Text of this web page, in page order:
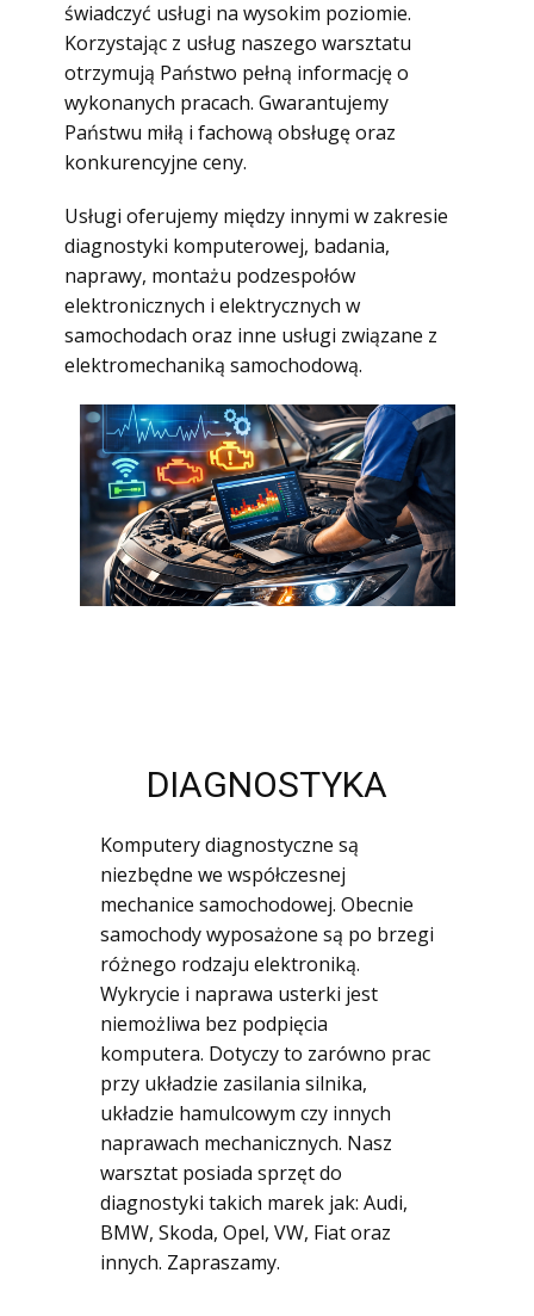
świadczyć usługi na wysokim poziomie.
Korzystając z usług naszego warsztatu
otrzymują Państwo pełną informację o
wykonanych pracach. Gwarantujemy
Państwu miłą i fachową obsługę oraz
konkurencyjne ceny.
Usługi oferujemy między innymi w zakresie
diagnostyki komputerowej, badania,
naprawy, montażu podzespołów
elektronicznych i elektrycznych w
samochodach oraz inne usługi związane z
elektromechaniką samochodową.
DIAGNOSTYKA
Komputery diagnostyczne są
niezbędne we współczesnej
mechanice samochodowej. Obecnie
samochody wyposażone są po brzegi
różnego rodzaju elektroniką.
Wykrycie i naprawa usterki jest
niemożliwa bez podpięcia
komputera. Dotyczy to zarówno prac
przy układzie zasilania silnika,
układzie hamulcowym czy innych
naprawach mechanicznych. Nasz
warsztat posiada sprzęt do
diagnostyki takich marek jak: Audi,
BMW, Skoda, Opel, VW, Fiat oraz
innych. Zapraszamy.